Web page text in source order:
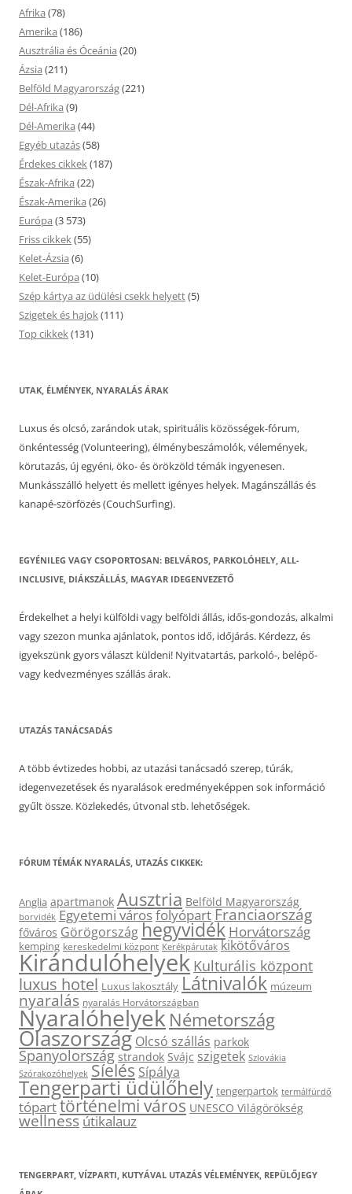
Afrika (78)
Amerika (186)
Ausztrália és Óceánia (20)
Ázsia (211)
Belföld Magyarország(221)
Dél-Afrika (9)
Dél-Amerika (44)
Egyéb utazás(58)
Érdekes cikkek(187)
Észak-Afrika (22)
Észak-Amerika (26)
Európa (3 573)
Friss cikkek(55)
Kelet-Ázsia (6)
Kelet-Európa (10)
Szép kártya az üdülési csekk helyett(5)
Szigetek és hajok(111)
Top cikkek(131)
UTAK, ÉLMÉNYEK, NYARALÁS ÁRAK
Luxus és olcsó, zarándok utak, spirituális közösségek-fórum,
önkéntesség (Volunteering), élménybeszámolók, vélemények,
körutazás, új egyéni, öko- és örökzöld témák ingyenesen.
Munkásszálló helyett és mellett igényes helyek. Magánszállás és
kanapé-szörfözés (CouchSurfing).
EGYÉNILEG VAGY CSOPORTOSAN: BELVÁROS, PARKOLÓHELY, ALL-
INCLUSIVE, DIÁKSZÁLLÁS, MAGYAR IDEGENVEZETŐ
Érdekelhet a helyi külföldi vagy belföldi állás, idős-gondozás, alkalmi
vagy szezon munka ajánlatok, pontos idő, időjárás. Kérdezz, és
igyekszünk gyors választ küldeni! Nyitvatartás, parkoló-, belépő-
vagy kedvezményes szállás árak.
UTAZÁS TANÁCSADÁS
A több évtizedes hobbi, az utazási tanácsadó szerep, túrák,
idegenvezetések és nyaralások eredményeképpen sok információ
gyűlt össze. Közlekedés, útvonal stb. lehetőségek.
FÓRUM TÉMÁK NYARALÁS, UTAZÁS CIKKEK:
Anglia apartmanok Ausztria Belföld Magyarország
borvidék Egyetemi városfolyópartFranciaország
főváros Görögországhegyvidék Horvátország
kemping kereskedelmi központ Kerékpárutak kikötőváros
Kirándulóhelyek Kulturális központ
luxus hotel Luxus lakosztály Látnivalók múzeum
nyaralás nyaralás Horvátországban
Nyaralóhelyek Németország
Olaszország Olcsó szállás parkok
Spanyolország strandok Svájc szigetek Szlovákia
Szórakozóhelyek Síelés Sípálya
Tengerparti üdülőhely tengerpartok termálfürdő
tóparttörténelmi város UNESCO Világörökség
wellnessútikalauz
TENGERPART, VÍZPARTI, KUTYÁVAL UTAZÁS VÉLEMÉNYEK, REPÜLŐJEGY